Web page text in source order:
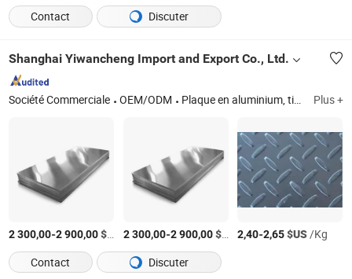
Contact
Discuter
Shanghai Yiwancheng Import and Export Co., Ltd.
Société Commerciale OEM/ODM Plaque en aluminium, tige/barre en aluminium, tube/pipeline en aluminium, disque/cercle en aluminium, fil en aluminium, rouleau de feuille en aluminium, bande en aluminium, plaque en aluminium d'épaisseur, aluminium brossé, profilé en aluminium Plus +
2 300,00-2 900,00$US /Tonne
2 300,00-2 900,00$US /Tonne
2,40-2,65$US/Kg
Contact
Discuter